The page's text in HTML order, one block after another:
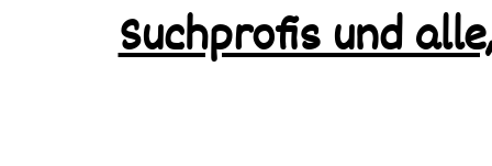
Suchprofis und